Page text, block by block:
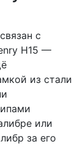
с
H15 —
из стали
или
за его